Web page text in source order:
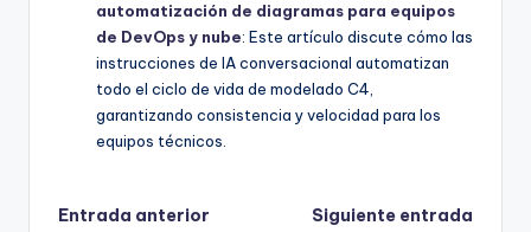
automatización de diagramas para equipos
de DevOps y nube: Este artículo discute cómo las
instrucciones de IA conversacional automatizan
todo el ciclo de vida de modelado C4,
garantizando consistencia y velocidad para los
equipos técnicos.
Entrada anterior
Siguiente entrada